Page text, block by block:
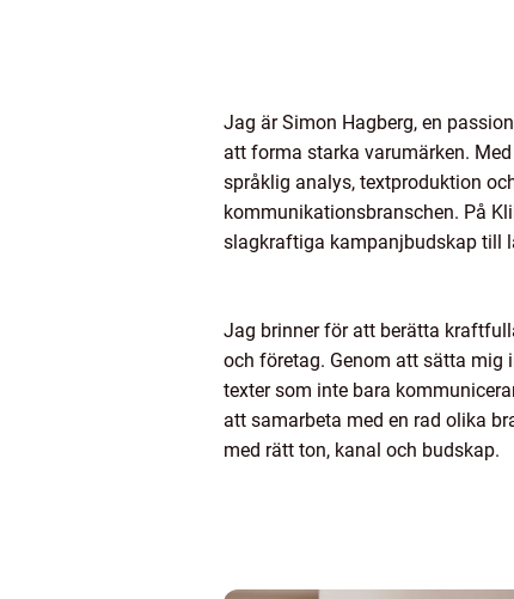
Jag är Simon Hagberg, en
att forma starka varumärken.
språklig analys, textproduktion
kommunikationsbranschen. På
slagkraftiga kampanjbudskap till
Jag brinner för att berätta
och företag. Genom att sätta mig
texter som inte bara
att samarbeta med en rad olika
med rätt ton, kanal och budskap.